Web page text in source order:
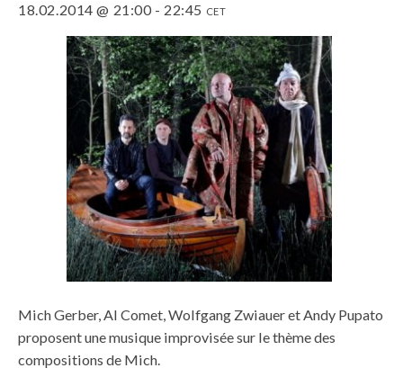
18.02.2014 @ 21:00 - 22:45 CET
Mich Gerber, Al Comet, Wolfgang Zwiauer et Andy Pupato
proposent une musique improvisée sur le thème des
compositions de Mich.